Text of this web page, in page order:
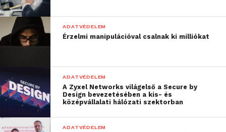
fotóim
Nem, a fentiek közül egyik sem 60%
Az online társkeresés során a válaszadókra leselkedő
fenyegetések
„A közösségi média és a
különféle alkalmazások
valóban sokkal
könnyebbé tették
ADATVÉDELEM
Érzelmi manipulációval csalnak ki milliókat
ADATVÉDELEM
A Zyxel Networks világelső a Secure by
Design bevezetésében a kis- és
középvállalati hálózati szektorban
ADATVÉDELEM